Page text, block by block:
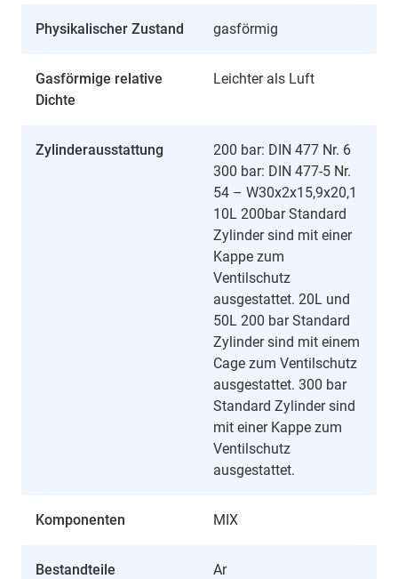
Physikalischer Zustand gasförmig
Gasförmige relative
Dichte
Leichter als Luft
Zylinderausstattung
200 bar: DIN 477 Nr. 6
300 bar: DIN 477-5 Nr.
54 – W30x2x15,9x20,1
10L 200bar Standard
Zylinder sind mit einer
Kappe zum
Ventilschutz
ausgestattet. 20L und
50L 200 bar Standard
Zylinder sind mit einem
Cage zum Ventilschutz
ausgestattet. 300 bar
Standard Zylinder sind
mit einer Kappe zum
Ventilschutz
ausgestattet.
Komponenten MIX
Bestandteile
Ar